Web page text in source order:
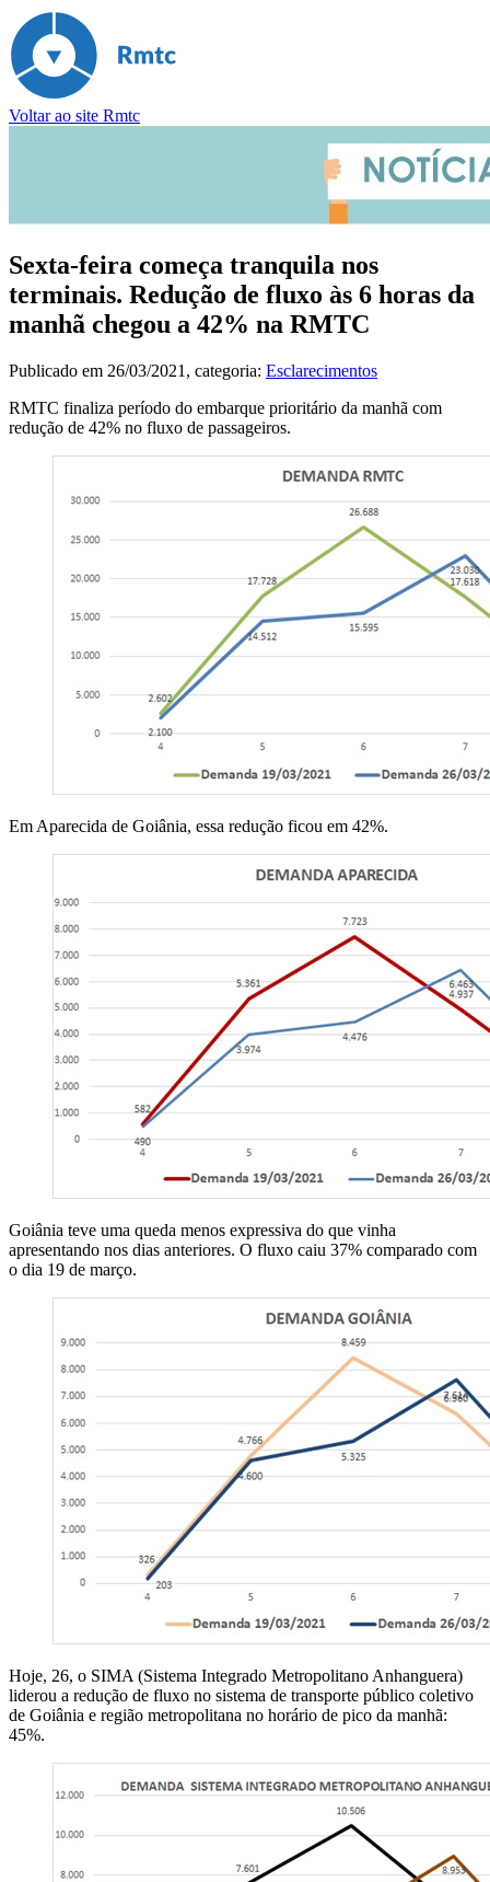
Voltar ao site Rmtc
Sexta-feira começa tranquila nos
terminais. Redução de fluxo às 6 horas da
manhã chegou a 42% na RMTC
Publicado em 26/03/2021 , categoria: Esclarecimentos
RMTC finaliza período do embarque prioritário da manhã com
redução de 42% no fluxo de passageiros.
Em Aparecida de Goiânia, essa redução ficou em 42%.
Goiânia teve uma queda menos expressiva do que vinha
apresentando nos dias anteriores. O fluxo caiu 37% comparado com
o dia 19 de março.
Hoje, 26, o SIMA (Sistema Integrado Metropolitano Anhanguera)
liderou a redução de fluxo no sistema de transporte público coletivo
de Goiânia e região metropolitana no horário de pico da manhã:
45%.